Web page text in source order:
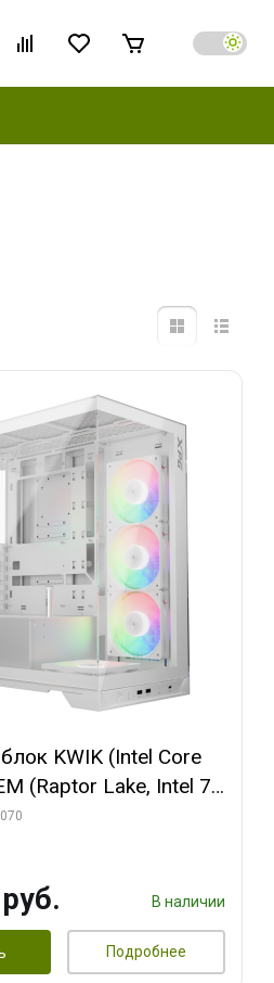
KWIK (Intel Core
(Raptor Lake, Intel 7,
64 ГБ ОЗУ (2
960 ГБ SSD)В наличии
Подробнее